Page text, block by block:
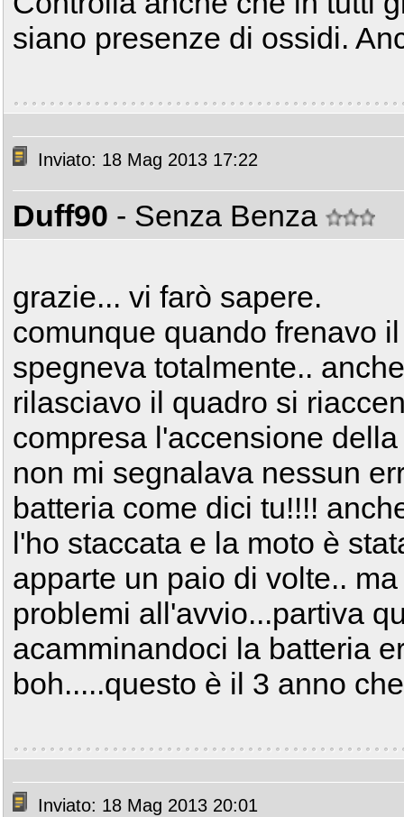
siano presenze di ossidi.
Inviato: 18 Mag 2013 17:22
Duff90 - Senza Benza
grazie... vi farò sapere.
comunque quando frenavo
spegneva totalmente..
rilasciavo il quadro si
compresa l'accensione
non mi segnalava nessun
batteria come dici tu!!!!
l'ho staccata e la moto è
apparte un paio di volte..
problemi all'avvio...partiva
acamminandoci la batteria
boh.....questo è il 3 anno
Inviato: 18 Mag 2013 20:01